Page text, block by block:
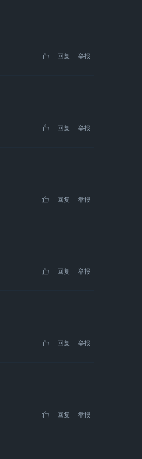
回复 举报
回复 举报
回复 举报
回复 举报
回复 举报
回复 举报